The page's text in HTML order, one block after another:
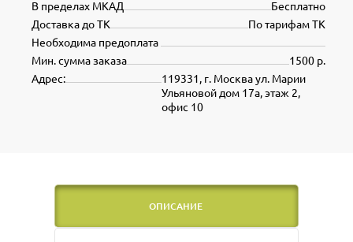
Бесплатно
В пределах МКАД
По тарифам ТК
Доставка до ТК
Необходима предоплата
1500 р.
Мин. сумма заказа
119331, г. Москва ул. Марии
Ульяновой дом 17а, этаж 2,
офис 10
Адрес:
ОПИСАНИЕ